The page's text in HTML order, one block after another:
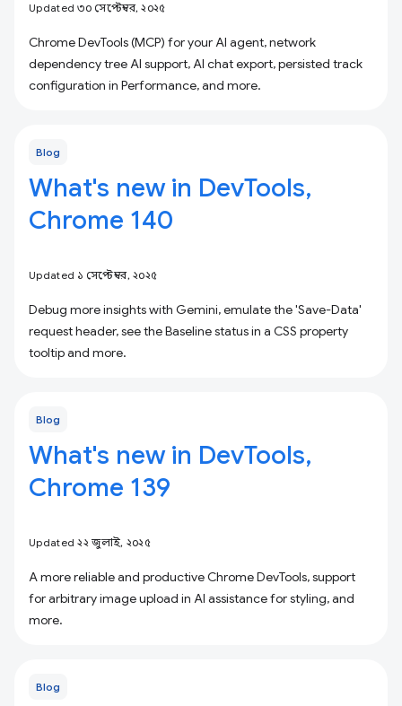
Updated ৩০ সেপ্টেম্বর, ২০২৫
Chrome DevTools (MCP) for your AI agent, network
dependency tree AI support, AI chat export, persisted track
configuration in Performance, and more.
Blog
What's new in DevTools,
Chrome 140
Updated ১ সেপ্টেম্বর, ২০২৫
Debug more insights with Gemini, emulate the 'Save-Data'
request header, see the Baseline status in a CSS property
tooltip and more.
Blog
What's new in DevTools,
Chrome 139
Updated ২২ জুলাই, ২০২৫
A more reliable and productive Chrome DevTools, support
for arbitrary image upload in AI assistance for styling, and
more.
Blog